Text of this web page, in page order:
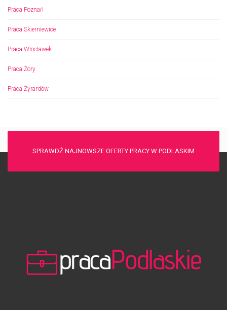
Praca Poznań
Praca Skierniewice
Praca Włocławek
Praca Żory
Praca Żyrardów
SPRAWDŹ NAJNOWSZE OFERTY PRACY W PODLASKIM